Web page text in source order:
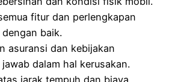
fitur dan perlengkapan
baik.
asuransi dan kebijakan
dalam hal kerusakan.
jarak tempuh dan biaya